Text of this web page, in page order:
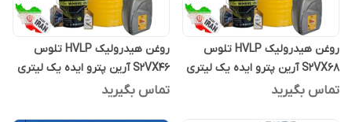
روغن هیدرولیک HVLP تلوس
S2VX68 آرین پترو ایده یک لیتری
تماس بگیرید
روغن هیدرولیک HVLP تلوس
S2VX46 آرین پترو ایده یک لیتری
تماس بگیرید